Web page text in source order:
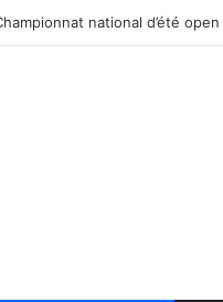
national d’été